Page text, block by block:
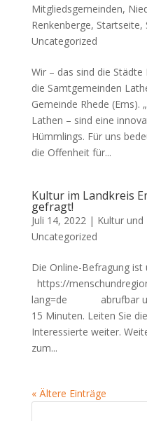
Mitgliedsgemeinden,
Renkenberge, Startseite,
Uncategorized
Wir – das sind die Städte
die Samtgemeinden
Gemeinde Rhede (Ems).
Lathen – sind eine
Hümmlings. Für uns
die Offenheit für...
Kultur im Landkreis
gefragt!
Juli 14, 2022 | Kultur und
Uncategorized
Die Online-Befragung
https://
lang=de abrufbar und
15 Minuten. Leiten Sie
Interessierte weiter.
zum...
« Ältere Einträge